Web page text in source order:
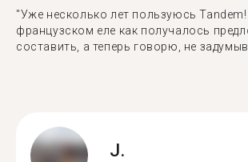
"​​Уже несколько лет пользуюсь
французском еле как получалось
составить, а теперь говорю, не
J.